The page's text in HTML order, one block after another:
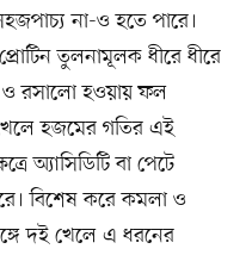
না-ও হতে পারে।
তুলনামূলক ধীরে ধীরে
ও রসালো হওয়ায় ফল
হজমের গতির এই
অ্যাসিডিটি বা পেটে
বিশেষ করে কমলা ও
দই খেলে এ ধরনের